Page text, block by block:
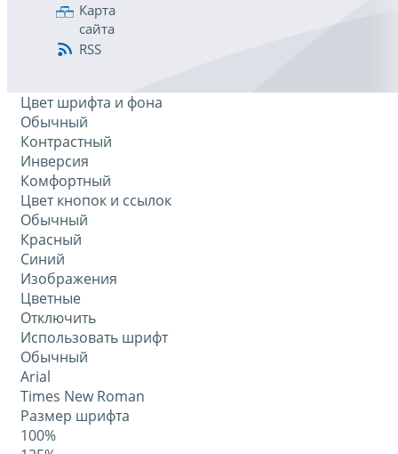
Карта
сайта
RSS
Цвет шрифта и фона
Обычный
Контрастный
Инверсия
Комфортный
Цвет кнопок и ссылок
Обычный
Красный
Синий
Изображения
Цветные
Отключить
Использовать шрифт
Обычный
Arial
Times New Roman
Размер шрифта
100%